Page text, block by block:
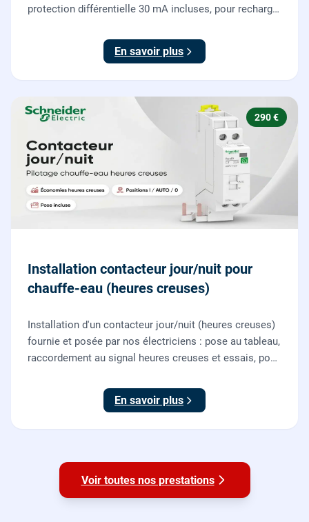
protection différentielle 30 mA incluses, pour recharger
En savoir plus
290 €
Installation contacteur jour/nuit pour
chauffe-eau (heures creuses)
Installation d'un contacteur jour/nuit (heures creuses)
fournie et posée par nos électriciens : pose au tableau,
raccordement au signal heures creuses et essais, pour
En savoir plus
Voir toutes nos prestations